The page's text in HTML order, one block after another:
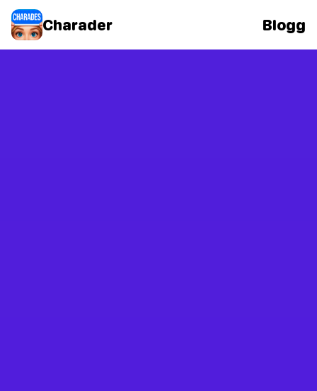
Charader Blogg